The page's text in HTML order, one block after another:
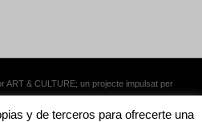
ART & CULTURE; un projecte impulsat per
y de terceros para ofrecerte una